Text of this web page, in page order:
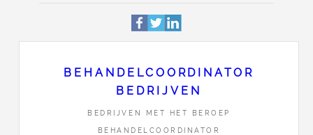
Boekhoudsoftware
Boekhouding
berekeningen
BEHANDELCOORDINATOR
BEDRIJVEN
BEDRIJVEN MET HET BEROEP
BEHANDELCOORDINATOR